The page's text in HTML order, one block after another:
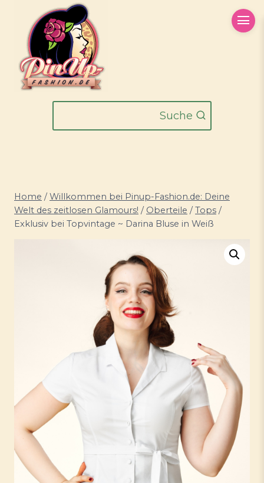
springen
Suche
Home / Willkommen bei Pinup-Fashion.de: Deine
Welt des zeitlosen Glamours! / Oberteile / Tops /
Exklusiv bei Topvintage ~ Darina Bluse in Weiß